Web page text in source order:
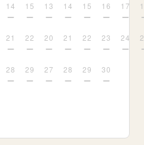
14 15
21 22
28 29
13 14 15 16 17
20 21 22 23 24
27 28 29 30